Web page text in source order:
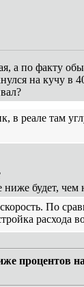
а по факту
на кучу в
в реале там
ниже будет, чем
По
расхода
процентов